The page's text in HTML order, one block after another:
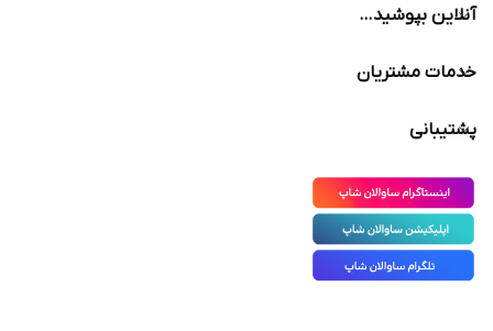
آنلاین بپوشید…
خدمات مشتریان
پشتیبانی